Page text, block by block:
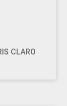
CLARO